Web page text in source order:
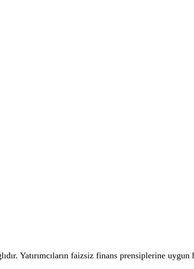
Yatırımcıların faizsiz finans prensiplerine